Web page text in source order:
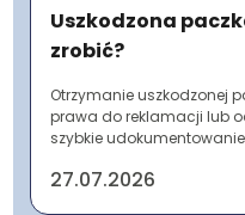
Uszkodzona
zrobić?
Otrzymanie uszkodzonej
prawa do reklamacji lub
szybkie
27.07.2026